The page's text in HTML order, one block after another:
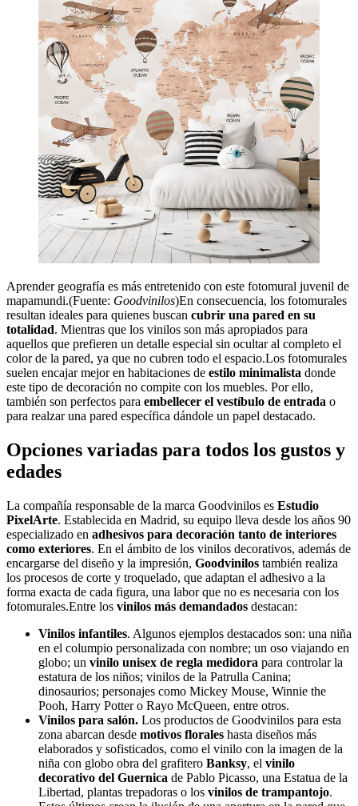
Aprender geografía es más entretenido con este fotomural juvenil de
mapamundi.(Fuente: Goodvinilos)En consecuencia, los fotomurales
resultan ideales para quienes buscan cubrir una pared en su
totalidad. Mientras que los vinilos son más apropiados para
aquellos que prefieren un detalle especial sin ocultar al completo el
color de la pared, ya que no cubren todo el espacio.Los fotomurales
suelen encajar mejor en habitaciones de estilo minimalista donde
este tipo de decoración no compite con los muebles. Por ello,
también son perfectos para embellecer el vestíbulo de entrada o
para realzar una pared específica dándole un papel destacado.
Opciones variadas para todos los gustos y
edades
La compañía responsable de la marca Goodvinilos es Estudio
PixelArte. Establecida en Madrid, su equipo lleva desde los años 90
especializado en adhesivos para decoración tanto de interiores
como exteriores. En el ámbito de los vinilos decorativos, además de
encargarse del diseño y la impresión, Goodvinilos también realiza
los procesos de corte y troquelado, que adaptan el adhesivo a la
forma exacta de cada figura, una labor que no es necesaria con los
fotomurales.Entre los vinilos más demandados destacan:
Vinilos infantiles. Algunos ejemplos destacados son: una niña
en el columpio personalizada con nombre; un oso viajando en
globo; un vinilo unisex de regla medidora para controlar la
estatura de los niños; vinilos de la Patrulla Canina;
dinosaurios; personajes como Mickey Mouse, Winnie the
Pooh, Harry Potter o Rayo McQueen, entre otros.
Vinilos para salón. Los productos de Goodvinilos para esta
zona abarcan desde motivos florales hasta diseños más
elaborados y sofisticados, como el vinilo con la imagen de la
niña con globo obra del grafitero Banksy, el vinilo
decorativo del Guernica de Pablo Picasso, una Estatua de la
Libertad, plantas trepadoras o los vinilos de trampantojo.